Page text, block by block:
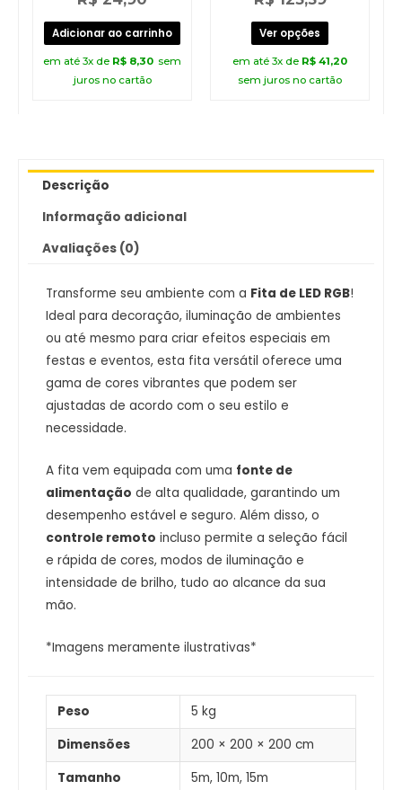
5
Adicionar ao carrinho
em até 3x de R$ 8,30 sem
juros no cartão
5
Ver opções
em até 3x de R$ 41,20
sem juros no cartão
Descrição
Informação adicional
Avaliações (0)
Transforme seu ambiente com a Fita de LED RGB!
Ideal para decoração, iluminação de ambientes
ou até mesmo para criar efeitos especiais em
festas e eventos, esta fita versátil oferece uma
gama de cores vibrantes que podem ser
ajustadas de acordo com o seu estilo e
necessidade.
A fita vem equipada com uma fonte de
alimentação de alta qualidade, garantindo um
desempenho estável e seguro. Além disso, o
controle remoto incluso permite a seleção fácil
e rápida de cores, modos de iluminação e
intensidade de brilho, tudo ao alcance da sua
mão.
*Imagens meramente ilustrativas*
Peso
5 kg
Dimensões
200 × 200 × 200 cm
Tamanho
5m, 10m, 15m